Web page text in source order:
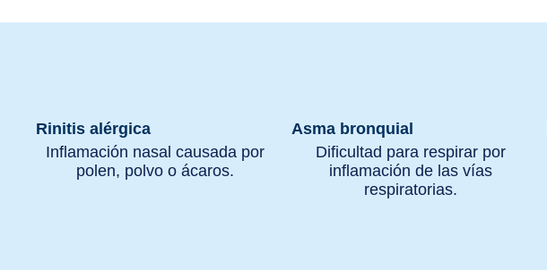
Rinitis alérgica
Inflamación nasal causada por
polen, polvo o ácaros.
Asma bronquial
Dificultad para respirar por
inflamación de las vías
respiratorias.